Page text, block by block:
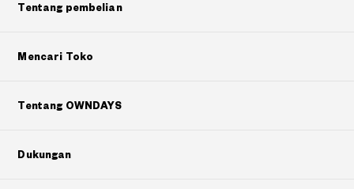
Tentang pembelian
Mencari Toko
Tentang OWNDAYS
Dukungan